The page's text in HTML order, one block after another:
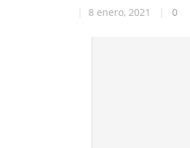
8 enero, 2021 0